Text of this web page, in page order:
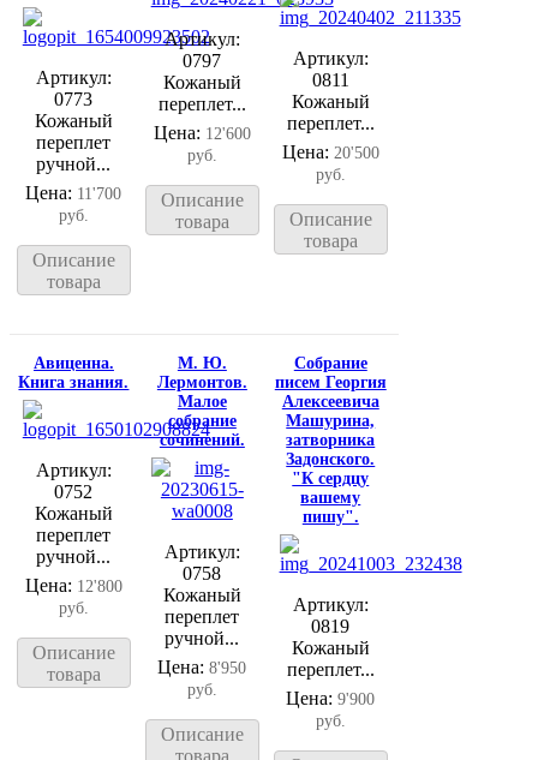
Артикул:
0773
Кожаный
переплет
ручной...
Цена: 11'700
руб.
Описание
товара
Артикул:
0797
Кожаный
переплет...
Цена: 12'600
руб.
Описание
товара
Артикул:
0811
Кожаный
переплет...
Цена: 20'500
руб.
Описание
товара
Авиценна.
Книга знания.
Артикул:
0752
Кожаный
переплет
ручной...
Цена: 12'800
руб.
Описание
товара
М. Ю.
Лермонтов.
Малое
собрание
сочинений.
Артикул:
0758
Кожаный
переплет
ручной...
Цена:8'950
руб.
Описание
товара
Собрание
писем Георгия
Алексеевича
Машурина,
затворника
Задонского.
"К сердцу
вашему
пишу".
Артикул:
0819
Кожаный
переплет...
Цена:9'900
руб.